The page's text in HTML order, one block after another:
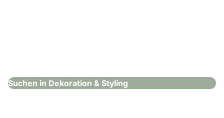
Suchen in Dekoration & Styling